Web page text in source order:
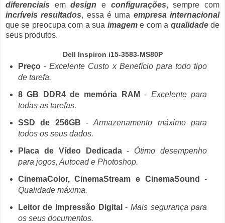
diferenciais emdesign e configurações, sempre com
incríveis resultados, essa é uma empresa internacional
que se preocupa com a sua imageme com a qualidadede
seus produtos.
Dell Inspiron i15-3583-MS80P
Preço-Excelente Custo x Benefício para todo tipo
de tarefa.
8 GB DDR4 de memória RAM - Excelente para
todas as tarefas.
SSD de 256GB -Armazenamento máximo para
todos os seus dados.
Placa de Vídeo Dedicada- Ótimo desempenho
para jogos, Autocad e Photoshop.
CinemaColor, CinemaStream e CinemaSound
-
Qualidade máxima.
Leitor de Impressão Digital -Mais segurança para
os seus documentos.